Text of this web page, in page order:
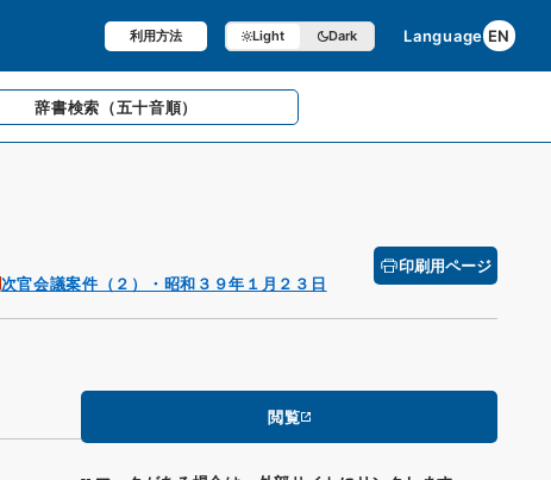
利用方法 Light Dark Language EN
辞書検索 （五十音順）
次官会議案件（２）・昭和３９年１月２３日
印刷用ページ
閲覧